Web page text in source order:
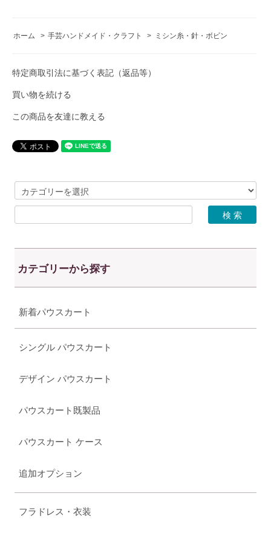
ホーム > 手芸ハンドメイド・クラフト > ミシン糸・針・ボビン
特定商取引法に基づく表記（返品等）
買い物を続ける
この商品を友達に教える
カテゴリーから探す
新着パウスカート
シングル パウスカート
デザイン パウスカート
パウスカート既製品
パウスカート ケース
追加オプション
フラドレス・衣装